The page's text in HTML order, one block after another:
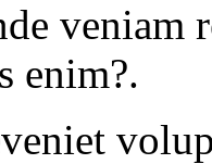
enim?.